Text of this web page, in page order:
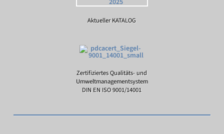
Aktueller KATALOG
Zertifiziertes Qualitäts- und
Umweltmanagementsystem
DIN EN ISO 9001/14001